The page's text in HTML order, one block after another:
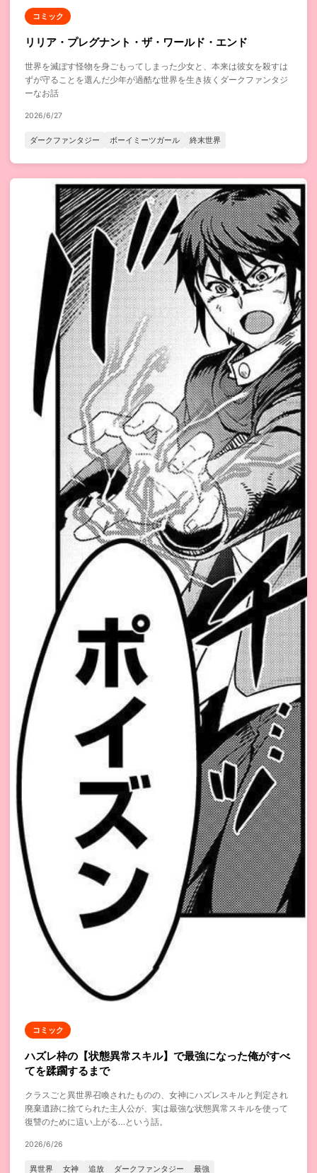
コミック
リリア・プレグナント・ザ・ワールド・エンド
世界を滅ぼす怪物を身ごもってしまった少女と、本来は彼女を殺すは
ずが守ることを選んだ少年が過酷な世界を生き抜くダークファンタジ
ーなお話
2026/6/27
ダークファンタジー ボーイミーツガール 終末世界
コミック
ハズレ枠の【状態異常スキル】で最強になった俺がすべ
てを蹂躙するまで
クラスごと異世界召喚されたものの、女神にハズレスキルと判定され
廃棄遺跡に捨てられた主人公が、実は最強な状態異常スキルを使って
復讐のために這い上がる…という話。
2026/6/26
異世界 女神 追放 ダークファンタジー 最強